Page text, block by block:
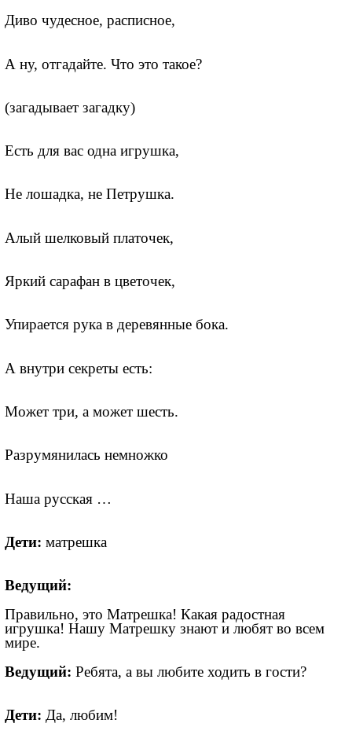
Диво чудесное, расписное,
А ну, отгадайте. Что это такое?
(загадывает загадку)
Есть для вас одна игрушка,
Не лошадка, не Петрушка.
Алый шелковый платочек,
Яркий сарафан в цветочек,
Упирается рука в деревянные бока.
А внутри секреты есть:
Может три, а может шесть.
Разрумянилась немножко
Наша русская …
Дети: матрешка
Ведущий:
Правильно, это Матрешка! Какая радостная
игрушка! Нашу Матрешку знают и любят во всем
мире.
Ведущий: Ребята, а вы любите ходить в гости?
Дети: Да, любим!